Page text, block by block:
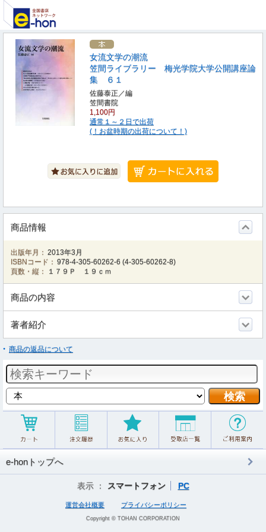
女流文学の潮流
笠間ライブラリー 梅光学院大学公開講座論
集 ６１
佐藤泰正／編
笠間書院
1,100円
通常１～２日で出荷
(！お盆時期の出荷について！)
商品情報
出版年月： 2013年3月
ISBNコード： 978-4-305-60262-6 (4-305-60262-8)
頁数・縦：
１７９Ｐ １９ｃｍ
商品の内容
著者紹介
商品の返品について
e-honトップへ
表示 ： スマートフォン PC
運営会社概要 プライバシーポリシー
Copyright © TOHAN CORPORATION